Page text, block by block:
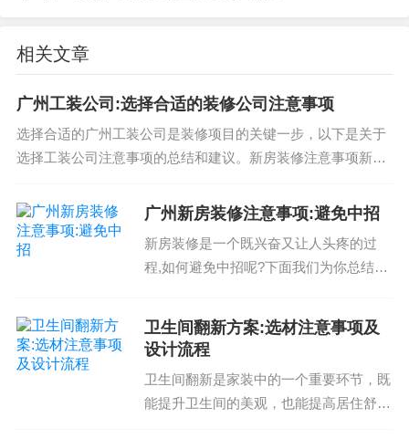
果。选择合适的材料有助于提高空间的舒适度和整
体效果。3. 设计风格的灵活性：侘寂风装修风格是
弹性设计风格，可以根据不同空间的需求灵活选择
不同的设计方式，增强其适应性。4. 合理的预算控
制：预算控制是装修过程中非常重要的一环。合理
在装修过程中，选择合适的材料、注重空间的简
洁、综合考虑空间的使用需求和设计风格的灵活
是实现成功的必备条件。如果你正在寻找装修公司
或设计方案，希望让空间感觉更自然和舒适，请联
系我们，我们将帮助你实现理想的空间设计方案。
相关文章
广州工装公司:选择合适的装修公司注意事项
选择合适的广州工装公司是装修项目的关键一步，以下是关于
选择工装公司注意事项的总结和建议。新房装修注意事项新房
装修公司制定详细的装修方案选择质量好...
广州新房装修注意事项:避免中招
新房装修是一个既兴奋又让人头疼的过
程,如何避免中招呢?下面我们为你总结了
的装修公司是关键。一个好的装修公司不
仅能提供高品质的服务,...
卫生间翻新方案:选材注意事项及
设计流程
卫生间翻新是家装中的一个重要环节，既
能提升卫生间的美观，也能提高居住舒适